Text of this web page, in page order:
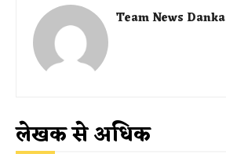
Team News Danka
लेखक से अधिक